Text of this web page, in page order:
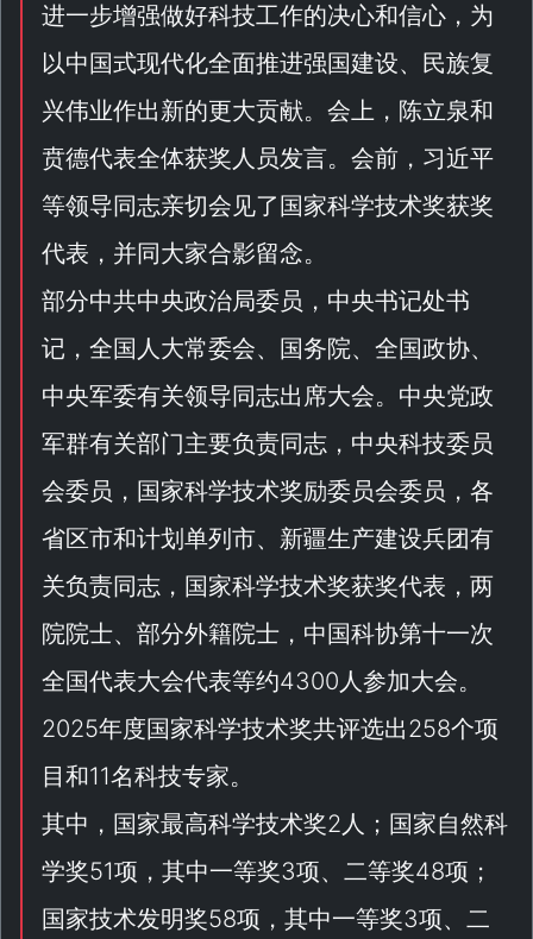
进一步增强做好科技工作的决心和信心，为
以中国式现代化全面推进强国建设、民族复
兴伟业作出新的更大贡献。会上，陈立泉和
贲德代表全体获奖人员发言。会前，习近平
等领导同志亲切会见了国家科学技术奖获奖
代表，并同大家合影留念。
部分中共中央政治局委员，中央书记处书
记，全国人大常委会、国务院、全国政协、
中央军委有关领导同志出席大会。中央党政
军群有关部门主要负责同志，中央科技委员
会委员，国家科学技术奖励委员会委员，各
省区市和计划单列市、新疆生产建设兵团有
关负责同志，国家科学技术奖获奖代表，两
院院士、部分外籍院士，中国科协第十一次
全国代表大会代表等约4300人参加大会。
2025年度国家科学技术奖共评选出258个项
目和11名科技专家。
其中，国家最高科学技术奖2人；国家自然科
学奖51项，其中一等奖3项、二等奖48项；
国家技术发明奖58项，其中一等奖3项、二